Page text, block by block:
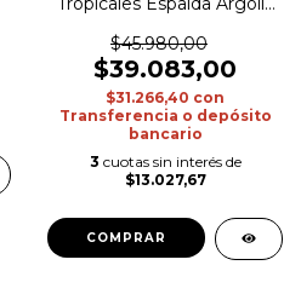
$45.980,00
$39.083,00
$31.266,40 con
Transferencia o depósito
bancario
3 cuotas sin interés de
$13.027,67
COMPRAR